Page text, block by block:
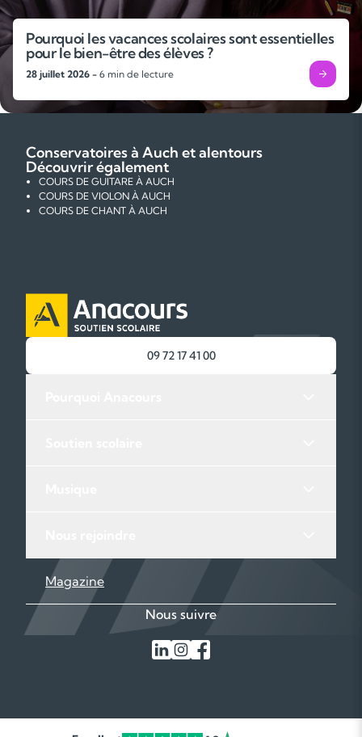
Pourquoi les vacances scolaires sont essentielles
pour le bien-être des élèves ?
28 juillet 2026 - 6 min de lecture
Conservatoires à Auch et alentours
Découvrir également
COURS DE GUITARE À AUCH
COURS DE VIOLON À AUCH
COURS DE CHANT À AUCH
09 72 17 41 00
Magazine
Nous suivre